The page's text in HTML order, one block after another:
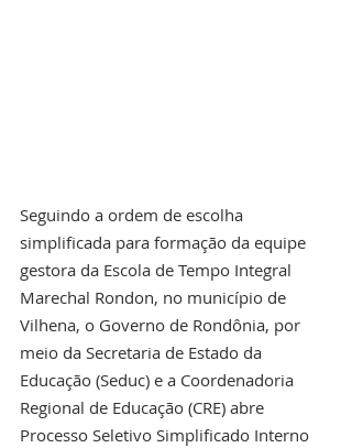
Seguindo a ordem de escolha
simplificada para formação da equipe
gestora da Escola de Tempo Integral
Marechal Rondon, no município de
Vilhena, o Governo de Rondônia, por
meio da Secretaria de Estado da
Educação (Seduc) e a Coordenadoria
Regional de Educação (CRE) abre
Processo Seletivo Simplificado Interno